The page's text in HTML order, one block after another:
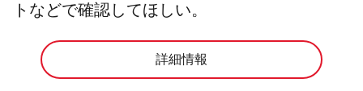
トなどで確認してほしい。
詳細情報